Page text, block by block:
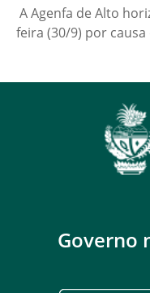
A Agenfa de Alto
feira (30/9) por
Governo